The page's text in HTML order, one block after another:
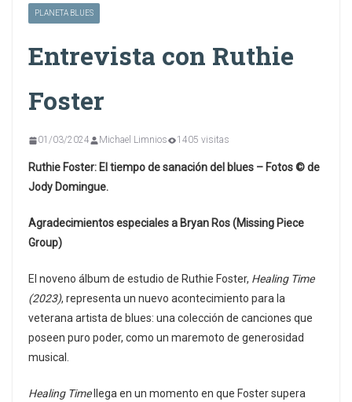
PLANETA BLUES
Entrevista con Ruthie
Foster
01/03/2024 Michael Limnios 1405 visitas
Ruthie Foster: El tiempo de sanación del blues – Fotos © de
Jody Domingue.
Agradecimientos especiales a Bryan Ros (Missing Piece
Group)
El noveno álbum de estudio de Ruthie Foster, Healing Time
(2023), representa un nuevo acontecimiento para la
veterana artista de blues: una colección de canciones que
poseen puro poder, como un maremoto de generosidad
musical.
Healing Timellega en un momento en que Foster supera